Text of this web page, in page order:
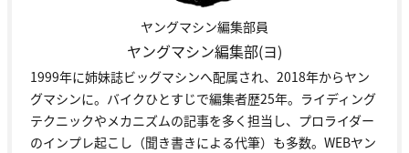
ヤングマシン編集部員
ヤングマシン編集部(ヨ)
1999年に姉妹誌ビッグマシンへ配属され、2018年からヤン
グマシンに。バイクひとすじで編集者歴25年。ライディング
テクニックやメカニズムの記事を多く担当し、プロライダー
のインプレ起こし（聞き書きによる代筆）も多数。WEBヤン